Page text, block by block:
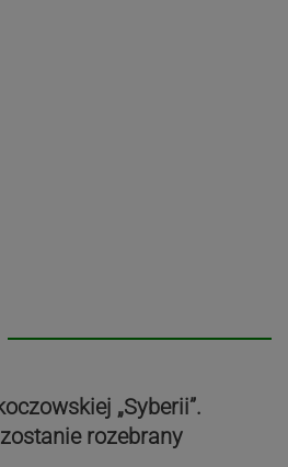
„Syberii”.
rozebrany